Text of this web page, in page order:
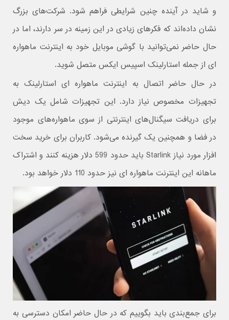
و شاید در آینده چنین شرایطی فراهم شود. شرکت‌های بزرگ
نشان داده‌اند که فکرهای زیادی در این زمینه در سر دارند، اما در
حال حاضر نمی‌توانید با گوشی موبایل خود به اینترنت ماهواره
ای از جمله استارلینک اسپیس ایکس متصل شوید.
در حال حاضر اتصال به اینترنت ماهواره ای استارلینک به
تجهیزات مخصوص نیاز دارد. این تجهیزات شامل یک دیش
برای دریافت سیگنال‌های اینترنتی از سوی ماهواره‌های موجود
در فضا و همچنین یک گیرنده می‌شود. کاربران برای خرید سخت
افزار مورد نیاز Starlink باید حدود 599 دلار هزینه کنند و اشتراک
ماهانه این اینترنت ماهواره ای نیز حدود 110 دلار خواهد بود.
برای جمع‌بندی باید بگوییم که در حال حاضر امکان دسترسی به